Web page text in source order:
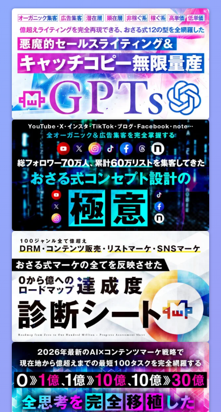
セミナー参加者限定
超有料級特典プレゼント